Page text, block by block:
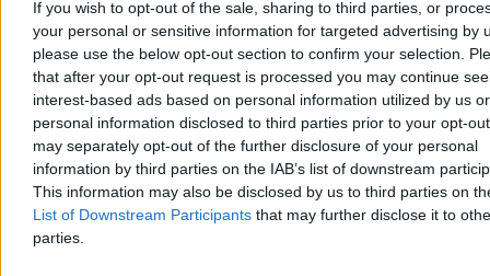
If you wish to opt-out of the sale, sharing to third parties, or
your personal or sensitive information for targeted advertising by
please use the below opt-out section to confirm your selection.
that after your opt-out request is processed you may continue
interest-based ads based on personal information utilized by us or
personal information disclosed to third parties prior to your opt-
may separately opt-out of the further disclosure of your personal
information by third parties on the IAB’s list of downstream
This information may also be disclosed by us to third parties on
List of Downstream Participants that may further disclose it to
parties.
oceniają nowego szefa BBN
13:10Polityczne trzęsienie ziemi w Wielkiej Brytanii. Wyniki
wyborów
13:02Napad na bank w Niemczech. Napastnicy przetrzymują
zakładników
12:18Adwokat od „trumny na kółkach” już w więzieniu
11:44Operacja „Hellfire” uderza w pedofilów. Wśród zatrzymanych
19-latek i pedagog
11:14Nauka bez nauki? Trzy błędy polskich naukowców
10:15Zmarł Ryszard Zembaczyński. Przez trzy kadencje był
prezydentem Opola
Oto nowy szef BBN. Jest decyzja prezydenta
09:54Najnowsze informacje ws. tragedii w Raszynie. Pomoc miał